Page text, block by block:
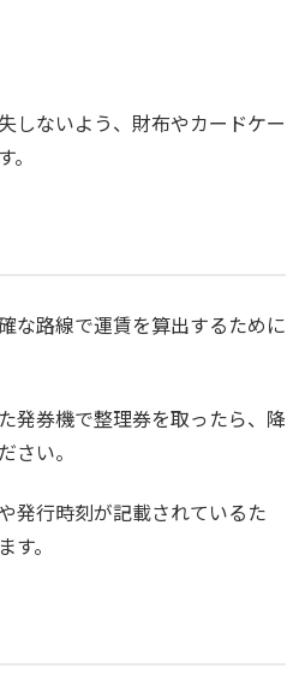
しないよう、財布やカードケー
な路線で運賃を算出するために
発券機で整理券を取ったら、降
さい。
発行時刻が記載されているた
。